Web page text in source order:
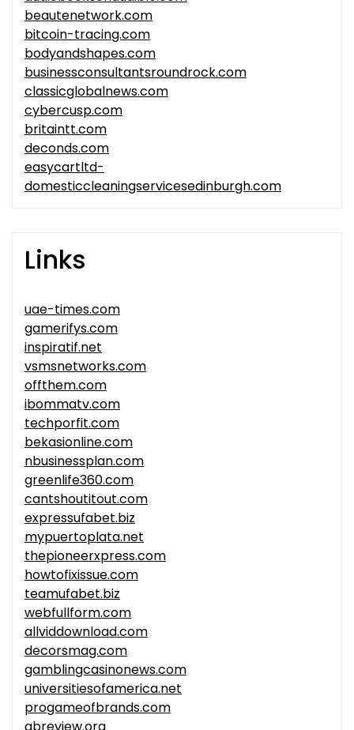
beautenetwork.com
bitcoin-tracing.com
bodyandshapes.com
businessconsultantsroundrock.com
classicglobalnews.com
cybercusp.com
britaintt.com
deconds.com
easycartltd-
domesticcleaningservicesedinburgh.com
Links
uae-times.com
gamerifys.com
inspiratif.net
vsmsnetworks.com
offthem.com
ibommatv.com
techporfit.com
bekasionline.com
nbusinessplan.com
greenlife360.com
cantshoutitout.com
expressufabet.biz
mypuertoplata.net
thepioneerxpress.com
howtofixissue.com
teamufabet.biz
webfullform.com
allviddownload.com
decorsmag.com
gamblingcasinonews.com
universitiesofamerica.net
progameofbrands.com